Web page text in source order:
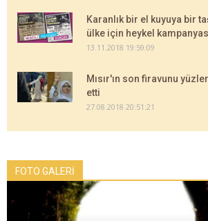
Karanlık bir el kuyuya bir
ülke için heykel
13.11.2018 19:59:09
Mısır'ın son firavunu
etti
27.08.2018 20:51:21
FOTO GALERİ